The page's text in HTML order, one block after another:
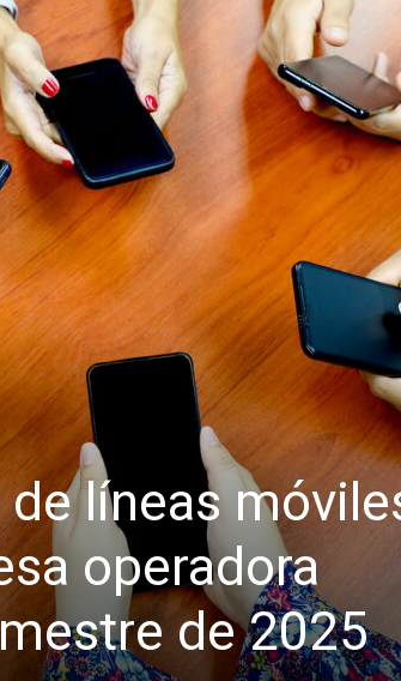
líneas
operadora
de 2025